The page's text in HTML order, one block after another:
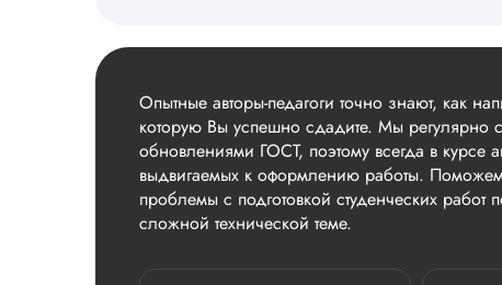
Опытные авторы-педагоги точно знают, как
которую Вы успешно сдадите. Мы регулярно
обновлениями ГОСТ, поэтому всегда в курсе
выдвигаемых к оформлению работы.
проблемы с подготовкой студенческих
сложной технической теме.